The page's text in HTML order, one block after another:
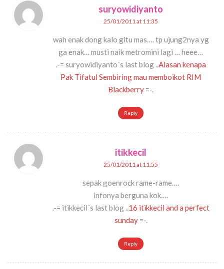
suryowidiyanto
25/01/2011 at 11:35
wah enak dong kalo gitu mas…. tp ujung2nya yg
ga enak… musti naik metromini lagi … heee…
.-= suryowidiyanto´s last blog ..Alasan kenapa
Pak Tifatul Sembiring mau memboikot RIM
Blackberry =-.
Reply
itikkecil
25/01/2011 at 11:55
sepak goenrock rame-rame….
infonya berguna kok….
.-= itikkecil´s last blog ..16 itikkecil and a perfect
sunday=-.
Reply